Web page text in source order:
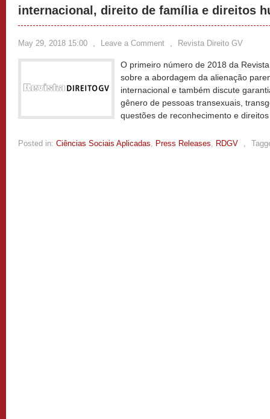
internacional, direito de família e direitos
May 29, 2018 15:00 , Leave a Comment , Revista Direito GV
O primeiro número de 2018 da
sobre a abordagem da alienação
internacional e também discute
gênero de pessoas transexuais,
questões de reconhecimento e
Posted in: Ciências Sociais Aplicadas, Press Releases, RDGV ,